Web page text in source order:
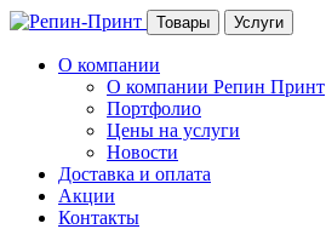
Товары Услуги
О компании
О компании Репин Принт
Портфолио
Цены на услуги
Новости
Доставка и оплата
Акции
Контакты